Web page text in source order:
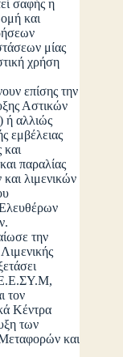
σαφής η
και
μίας
χρήση
επίσης την
Αστικών
αλλιώς
εμβέλειας
παραλίας
λιμενικών
την
Ε.Ε.ΣΥ.Μ,
τον
Κέντρα
των
και